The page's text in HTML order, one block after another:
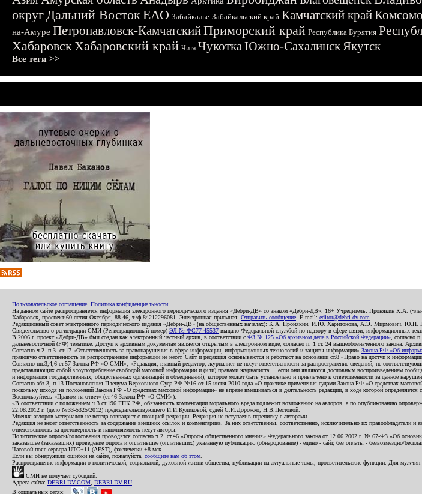
округДальний ВостокЕАО Забайкалье Забайкальский край Камчатский край
на-Амуре Петропавловск-КамчатскийПриморский край Республика Бурятия
ХабаровскХабаровский край Чита ЧукоткаЮжно-СахалинскЯкутск
Все теги >>
Пользовательское соглашение Политика конфиденциальности
На данном сайте распространяется информация электронного периодического издания «Дебри-ДВ» со знаком «Дебри-ДВ». 16+ Учредитель: Пронякин К.А.
Хабаровск, проспект 60-летия Октября, 88-46, т./ф.84212296081. Электронная приемная: Отправить сообщение . E-mail: editor@debri-dv.com
Редакционный совет электронного периодического издания «Дебри-ДВ» (на общественных началах): К.А. Пронякин, И.Ю. Харитонова, А.Э.
Свидетельство о регистрации СМИ (Регистрационный номер) ЭЛ № ФС77-45537 выдано Федеральной службой по надзору в сфере связи, информационных
В 2006 г. проект «Дебри-ДВ» был создан как электронный частный архив, в соответствии с ФЗ № 125 «Об архивном деле в Российской Федерации» , согласно
дальневосточной (РФ) тематике. Доступ к архивным документам является открытым в электронном виде, согласно п. 1 ст. 24 вышеобозначенного закона.
Согласно ч.2. п.3. ст.17 «Ответственность за правонарушения в сфере информации, информационных технологий и защиты информации» Закона РФ «Об
правовую ответственность за распространение информации не несет. Сайт и редакция основываются и работают на основании ст.8 «Право на доступ к
Согласно пп.3,4,6 ст.57 Закона РФ «О СМИ», «Редакция, главный редактор, журналист не несут ответственности за распространение сведений, не
представляющих собой злоупотребление свободой массовой информации и (или) правами журналиста: ...если они являются дословным воспроизведением
и информация государственных, общественных организаций и объединений), которое может быть установлено и привлечено к ответственности за данное
Согласно абз.3, п.13 Постановления Пленума Верховного Суда РФ №16 от 15 июня 2010 года «О практике применения судами Закона РФ «О средствах
поскольку исходя из положений Закона РФ «О средствах массовой информации» не вправе вмешиваться в деятельность редакции, в ходе которой определяется
Воспользуйтесь «Правом на ответ» (ст.46 Закона РФ «О СМИ»).
«В соответствии с положением ч.3 ст.196 ГПК РФ, обязанность компенсации морального вреда подлежит возложению на авторов, а по опубликованию
22.08.2012 г. (дело №33-5325/2012) председательствующего И.И.Куликовой, судей С.И.Дорожко, Н.В.Пестовой.
Мнения авторов материалов не всегда совпадают с позицией редакции. Редакция не вступает в переписку с авторами.
Редакция не несет ответственность за содержание внешних ссылок и комментариев. За них ответственны, соответственно, исключительно их
ответственность за достоверность и наполняемость несут авторы.
Политические опросы/голосования проводятся согласно ч.2. ст.46 «Опросы общественного мнения» Федерального закона от 12.06.2002 г. № 67-ФЗ «Об
заказавшее (заказавших) проведение опроса и оплатившее (оплативших) указанную публикацию (обнародование) - едино - сайт, без оплаты - безвозмездно/
Часовой пояс сервера UTC+11 (AEST), фактически +8 мск.
Если вы обнаружили ошибки на сайте, пожалуйста, сообщите нам об этом
Распространение информации о политической, социальной, духовной жизни общества, публикации на актуальные темы, просветительские функции. Для
СМИ не получает субсидий.
Адреса сайта: DEBRI-DV.COM DEBRI-DV.RU
В социальных сетях: